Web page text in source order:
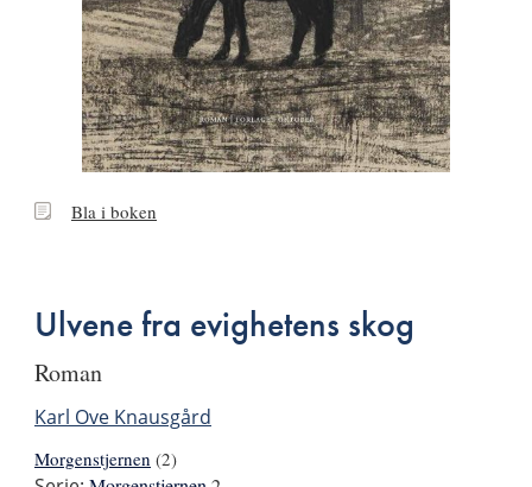
BlaBla i boken
Ulvene fra evighetens skog
roman
Karl Ove Knausgård
Morgenstjernen (2)